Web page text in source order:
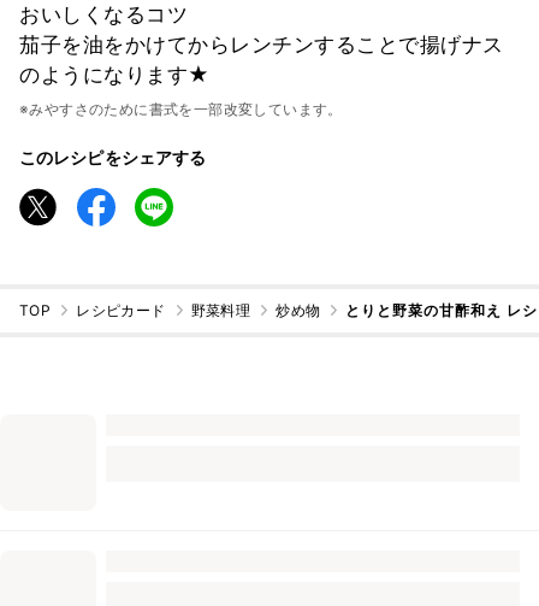
おいしくなるコツ
茄子を油をかけてからレンチンすることで揚げナス
のようになります★
※みやすさのために書式を一部改変しています。
このレシピをシェアする
TOP レシピカード 野菜料理 炒め物 とりと野菜の甘酢和え レ